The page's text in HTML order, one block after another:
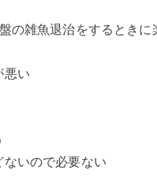
の雑魚退治をするときに
悪い
いので必要ない